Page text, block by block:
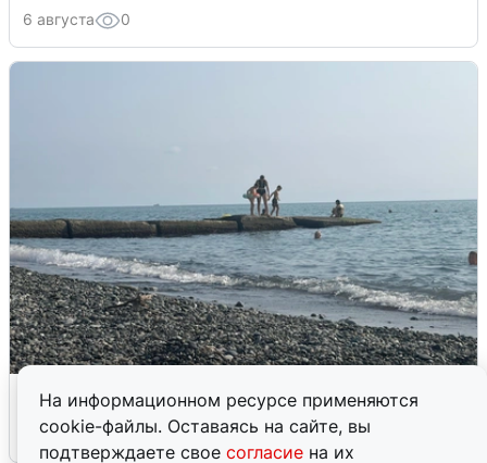
На информационном ресурсе применяются
cookie-файлы. Оставаясь на сайте, вы
подтверждаете свое согласие на их
6 августа 0
Сирены в Сочи: новая угроза БПЛА
6 августа 0